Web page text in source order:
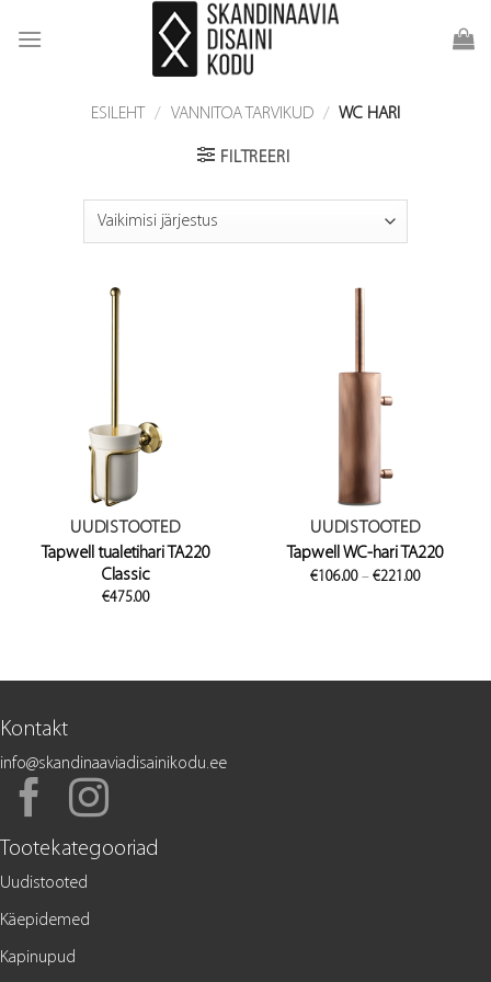
ESILEHT / VANNITOA TARVIKUD / WC HARI
FILTREERI
UUDISTOOTED
Tapwell tualetihari TA220
Classic
€475.00
UUDISTOOTED
Tapwell WC-hari TA220
€106.00 – €221.00Price
Kontakt
info@skandinaaviadisainikodu.ee
Tootekategooriad
Uudistooted
Käepidemed
Kapinupud